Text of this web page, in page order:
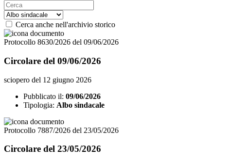
Cerca anche nell'archivio storico
Protocollo 8630/2026 del 09/06/2026
Circolare del 09/06/2026
sciopero del 12 giugno 2026
Pubblicato il: 09/06/2026
Tipologia: Albo sindacale
Protocollo 7887/2026 del 23/05/2026
Circolare del 23/05/2026